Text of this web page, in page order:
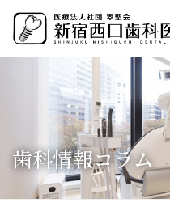
ン
ー
歯科情報コラム